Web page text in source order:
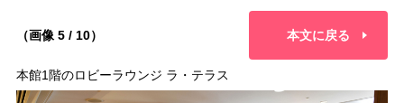
（画像 5 / 10） 本文に戻る
本館1階のロビーラウンジ ラ・テラス